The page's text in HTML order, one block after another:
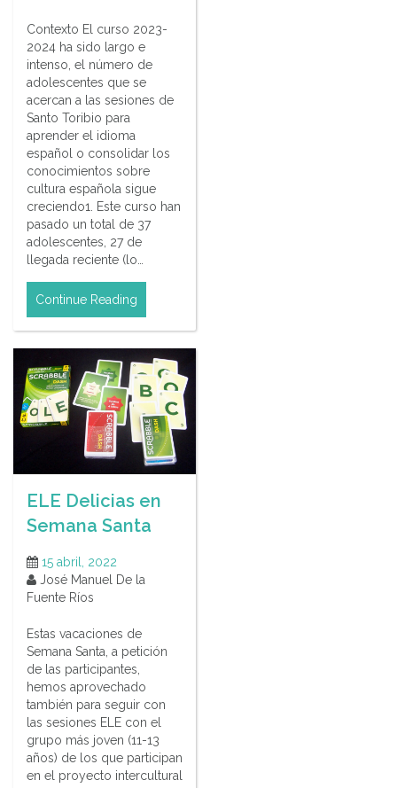
Contexto El curso 2023-
2024 ha sido largo e
intenso, el número de
adolescentes que se
acercan a las sesiones de
Santo Toribio para
aprender el idioma
español o consolidar los
conocimientos sobre
cultura española sigue
creciendo1. Este curso han
pasado un total de 37
adolescentes, 27 de
llegada reciente (lo…
Continue Reading
ELE Delicias en
Semana Santa
15 abril, 2022
José Manuel De la
Fuente Ríos
Estas vacaciones de
Semana Santa, a petición
de las participantes,
hemos aprovechado
también para seguir con
las sesiones ELE con el
grupo más joven (11-13
años) de los que participan
en el proyecto intercultural